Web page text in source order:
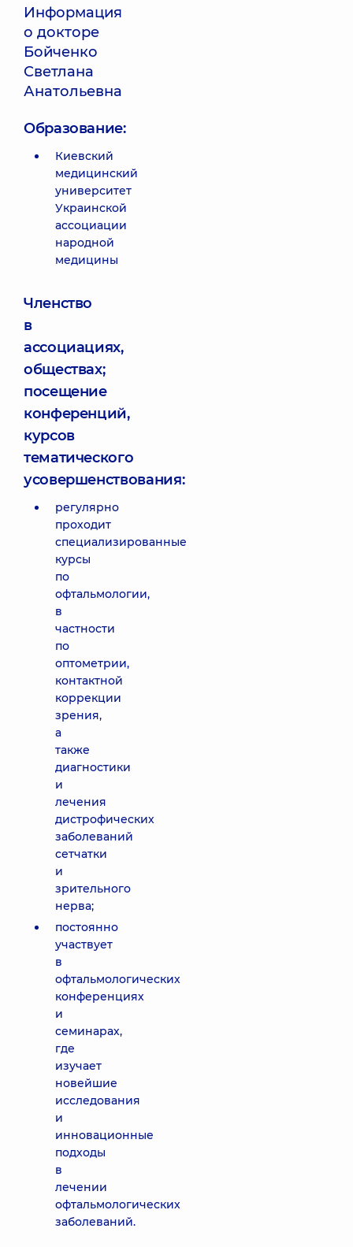
Информация
о докторе
Бойченко
Светлана
Анатольевна
Образование:
Киевский
медицинский
университет
Украинской
ассоциации
народной
медицины
Членство
в
ассоциациях,
обществах;
посещение
конференций,
курсов
тематического
усовершенствования:
регулярно
проходит
специализированные
курсы
по
офтальмологии,
в
частности
по
оптометрии,
контактной
коррекции
зрения,
а
также
диагностики
и
лечения
дистрофических
заболеваний
сетчатки
и
зрительного
нерва;
постоянно
участвует
в
офтальмологических
конференциях
и
семинарах,
где
изучает
новейшие
исследования
и
инновационные
подходы
в
лечении
офтальмологических
заболеваний.